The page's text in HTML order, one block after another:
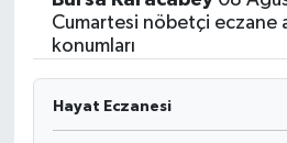
Cumartesi nöbetçi eczane
konumları
Hayat Eczanesi